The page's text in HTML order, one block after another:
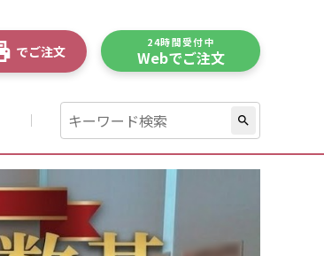
でご注文
24時間受付中
Webでご注文
search